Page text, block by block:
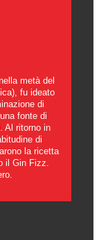
metà del
fu ideato
di
fonte di
Al ritorno in
di
la ricetta
il Gin Fizz.